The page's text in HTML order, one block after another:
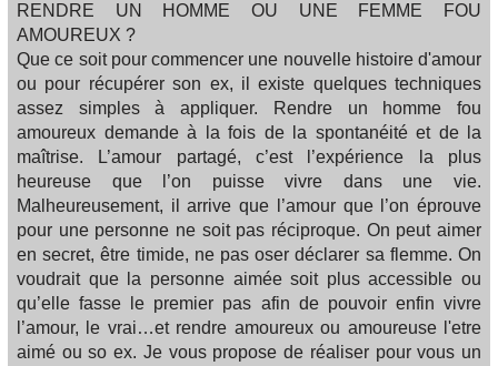
RENDRE UN HOMME OU UNE FEMME FOU
AMOUREUX ?
Que ce soit pour commencer une nouvelle histoire d'amour
ou pour récupérer son ex, il existe quelques techniques
assez simples à appliquer. Rendre un homme fou
amoureux demande à la fois de la spontanéité et de la
maîtrise. L’amour partagé, c’est l’expérience la plus
heureuse que l’on puisse vivre dans une vie.
Malheureusement, il arrive que l’amour que l’on éprouve
pour une personne ne soit pas réciproque. On peut aimer
en secret, être timide, ne pas oser déclarer sa flemme. On
voudrait que la personne aimée soit plus accessible ou
qu’elle fasse le premier pas afin de pouvoir enfin vivre
l’amour, le vrai…et rendre amoureux ou amoureuse l'etre
aimé ou so ex. Je vous propose de réaliser pour vous un